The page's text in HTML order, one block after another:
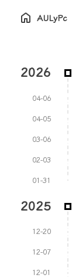
AULyPc
2026
04-06
04-05
03-06
02-03
01-31
2025
12-20
12-07
12-01